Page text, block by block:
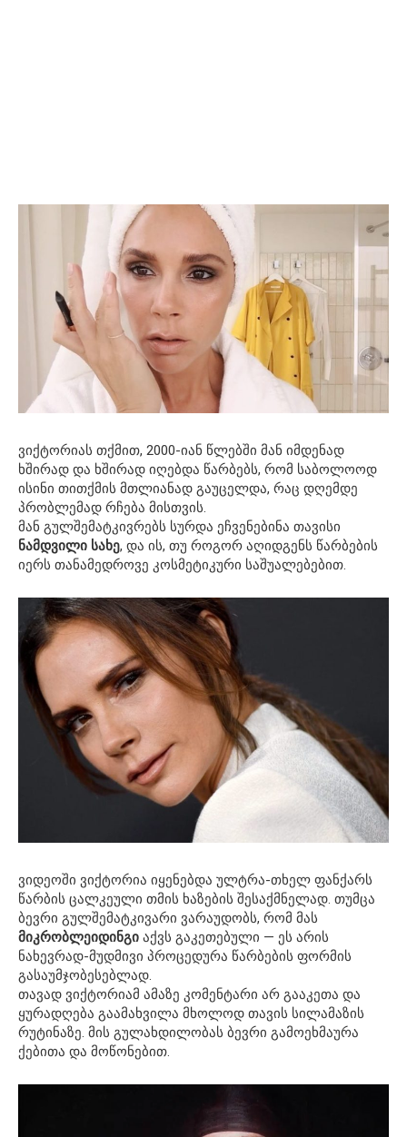
ვიქტორიას თქმით, 2000-იან წლებში მან იმდენად
ხშირად და ხშირად იღებდა წარბებს, რომ საბოლოოდ
ისინი თითქმის მთლიანად გაუცელდა, რაც დღემდე
პრობლემად რჩება მისთვის.
მან გულშემატკივრებს სურდა ეჩვენებინა თავისი
ნამდვილი სახე, და ის, თუ როგორ აღიდგენს წარბების
იერს თანამედროვე კოსმეტიკური საშუალებებით.
ვიდეოში ვიქტორია იყენებდა ულტრა-თხელ ფანქარს
წარბის ცალკეული თმის ხაზების შესაქმნელად. თუმცა
ბევრი გულშემატკივარი ვარაუდობს, რომ მას
მიკრობლეიდინგი აქვს გაკეთებული — ეს არის
ნახევრად-მუდმივი პროცედურა წარბების ფორმის
გასაუმჯობესებლად.
თავად ვიქტორიამ ამაზე კომენტარი არ გააკეთა და
ყურადღება გაამახვილა მხოლოდ თავის სილამაზის
რუტინაზე. მის გულახდილობას ბევრი გამოეხმაურა
ქებითა და მოწონებით.